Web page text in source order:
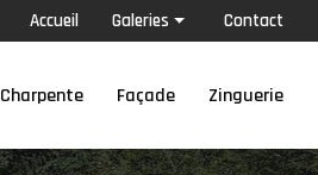
Accueil
Galeries
Couverture
Charpente
Contact
Charpente Façade Zinguerie